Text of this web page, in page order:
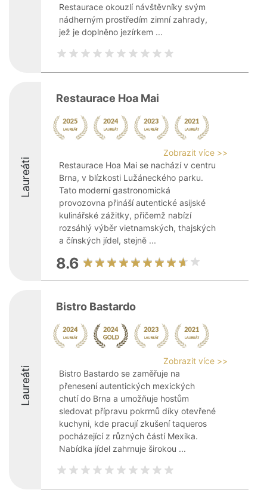
Restaurace okouzlí návštěvníky svým
nádherným prostředím zimní zahrady,
jež je doplněno jezírkem ...
Laureáti
Restaurace Hoa Mai
Zobrazit více >>
Restaurace Hoa Mai se nachází v centru
Brna, v blízkosti Lužáneckého parku.
Tato moderní gastronomická
provozovna přináší autentické asijské
kulinářské zážitky, přičemž nabízí
rozsáhlý výběr vietnamských, thajských
a čínských jídel, stejně ...
8.6
Laureáti
Bistro Bastardo
Zobrazit více >>
Bistro Bastardo se zaměřuje na
přenesení autentických mexických
chutí do Brna a umožňuje hostům
sledovat přípravu pokrmů díky otevřené
kuchyni, kde pracují zkušení taqueros
pocházející z různých částí Mexika.
Nabídka jídel zahrnuje širokou ...